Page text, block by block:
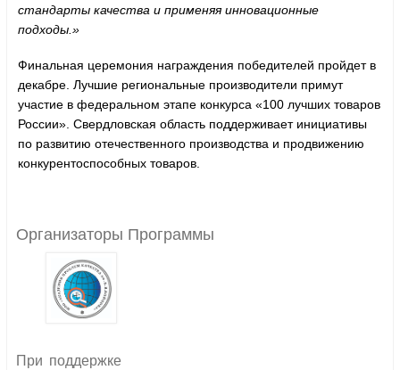
стандарты качества и применяя инновационные
подходы.»
Финальная церемония награждения победителей пройдет в
декабре. Лучшие региональные производители примут
участие в федеральном этапе конкурса «100 лучших товаров
России». Свердловская область поддерживает инициативы
по развитию отечественного производства и продвижению
конкурентоспособных товаров.
Организаторы Программы
При поддержке